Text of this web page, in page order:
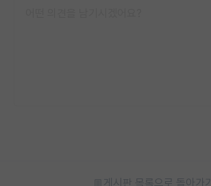
게시판 목록으로 돌아가기